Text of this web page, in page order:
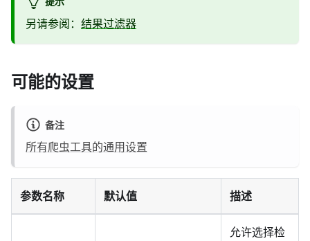
另请参阅： 结果过滤器
可能的设置
备注
所有爬虫工具的通用设置
参数名称 默认值 描述
允许选择检